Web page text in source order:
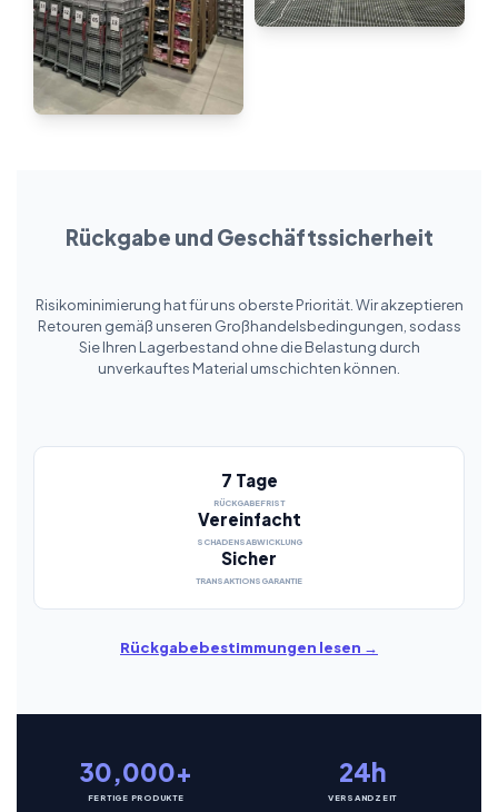
Rückgabe und Geschäftssicherheit
Risikominimierung hat für uns oberste Priorität. Wir akzeptieren
Retouren gemäß unseren Großhandelsbedingungen, sodass
Sie Ihren Lagerbestand ohne die Belastung durch
unverkauftes Material umschichten können.
7 Tage
RÜCKGABEFRIST
Vereinfacht
SCHADENSABWICKLUNG
Sicher
TRANSAKTIONSGARANTIE
Rückgabebestimmungen lesen →
30,000+
FERTIGE PRODUKTE
24h
VERSANDZEIT